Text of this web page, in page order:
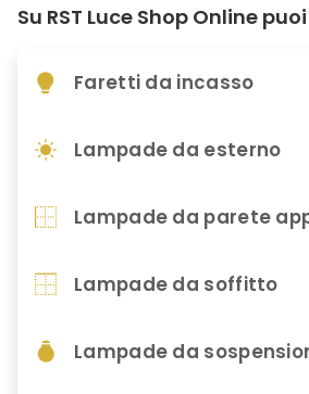
Su RST Luce Shop Online
Faretti da incasso
Lampade da esterno
Lampade da parete
Lampade da soffitto
Lampade da